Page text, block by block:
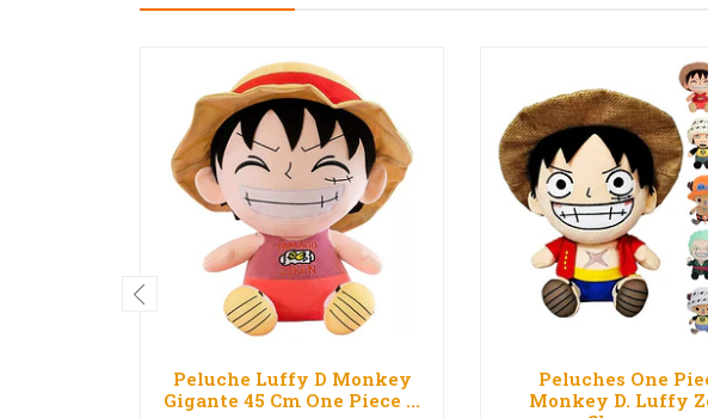
Peluche Luffy D Monkey
Gigante 45 Cm One Piece ...
Peluches One
Monkey D. Luffy